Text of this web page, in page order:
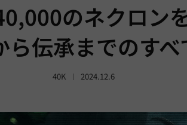
のネクロン
ら伝承までのす
40K 2024.12.6